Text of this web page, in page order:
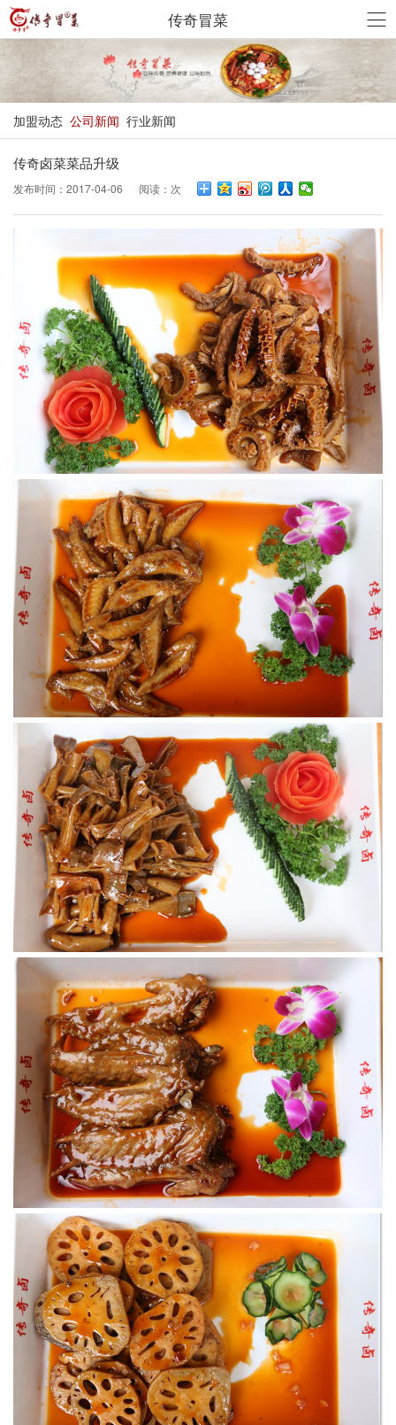
传奇冒菜
加盟动态 公司新闻 行业新闻
传奇卤菜菜品升级
发布时间：2017-04-06 阅读： 次